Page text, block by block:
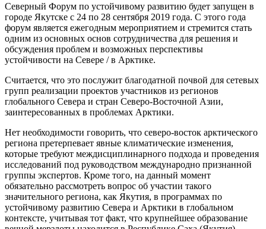
Северный Форум по устойчивому развитию будет запущен в
городе Якутске с 24 по 28 сентября 2019 года. С этого года
форум является ежегодным мероприятием и стремится стать
одним из основных основ сотрудничества для решения и
обсуждения проблем и возможных перспективы
устойчивости на Севере / в Арктике.
Считается, что это послужит благодатной почвой для сетевых
групп реализации проектов участников из регионов
глобального Севера и стран Северо-Восточной Азии,
заинтересованных в проблемах Арктики.
Нет необходимости говорить, что северо-восток арктического
региона претерпевает явные климатические изменения,
которые требуют междисциплинарного подхода и проведения
исследований под руководством международно признанной
группы экспертов. Кроме того, на данный момент
обязательно рассмотреть вопрос об участии такого
значительного региона, как Якутия, в программах по
устойчивому развитию Севера и Арктики в глобальном
контексте, учитывая тот факт, что крупнейшее образование